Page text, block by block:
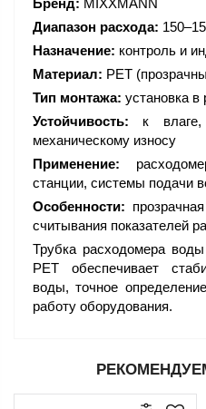
Бренд: MIXXMANN
Диапазон расхода:
Назначение: контроль и
Материал: PET
Тип монтажа: установка
Устойчивость: к влаге,
механическому износу
Применение:
станции, системы подачи
Особенности:
считывания показателей
Трубка расходомера
PET обеспечивает
воды, точное
работу оборудования.